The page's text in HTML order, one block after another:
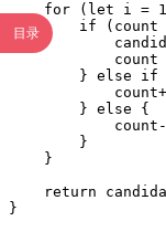
目录
for (let i =
if (count
count
} else if
        } else {
        }
    }
return
}